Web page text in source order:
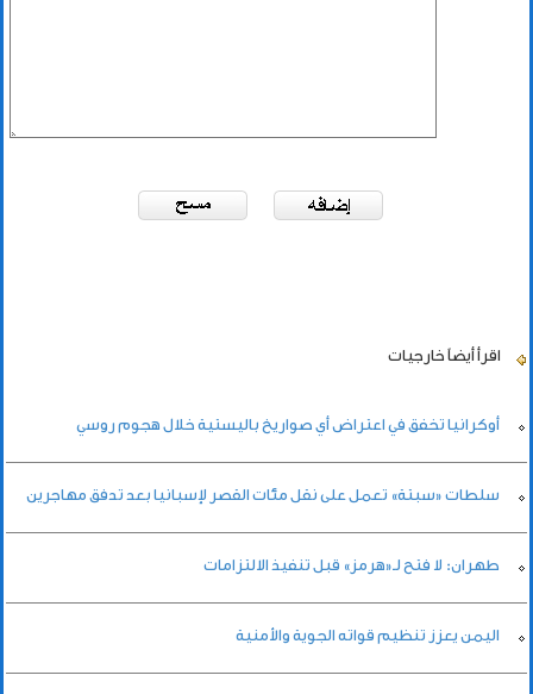
اقرأ أيضاً خارجيات
أوكرانيا تخفق في اعتراض أي صواريخ باليستية خلال هجوم روسي
سلطات «سبتة» تعمل على نقل مئات القصر لإسبانيا بعد تدفق مهاجرين
طهران: لا فتح لـ«هرمز» قبل تنفيذ الالتزامات
اليمن يعزز تنظيم قواته الجوية والأمنية